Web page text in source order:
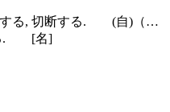
する, 切断する. (自) （…
る. [名]